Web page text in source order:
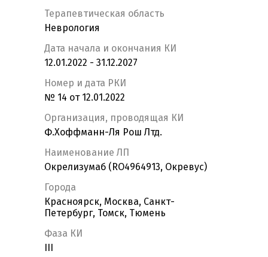
Терапевтическая область
Неврология
Дата начала и окончания КИ
12.01.2022 - 31.12.2027
Номер и дата РКИ
№ 14 от 12.01.2022
Организация, проводящая КИ
Ф.Хоффманн-Ля Рош Лтд.
Наименование ЛП
Окрелизумаб (RO4964913, Окревус)
Города
Красноярск, Москва, Санкт-
Петербург, Томск, Тюмень
Фаза КИ